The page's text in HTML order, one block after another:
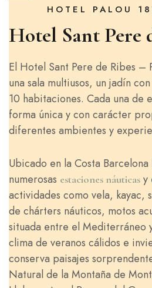
HOTEL PALOU
Hotel Sant Pere
El Hotel Sant Pere de Ribes –
una sala multiusos, un jadín
10 habitaciones. Cada una de
forma única y con carácter
diferentes ambientes y
Ubicado en la Costa
numerosas estaciones náuticas y
actividades como vela, kayac,
de chárters náuticos, motos
situada entre el Mediterráneo
clima de veranos cálidos e
conserva paisajes
Natural de la Montaña de